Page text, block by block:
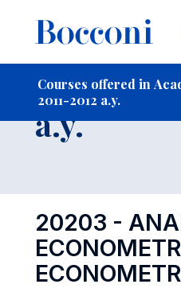
Courses offered in
2011-2012 a.y.
-
Course
a.y.
20203 -